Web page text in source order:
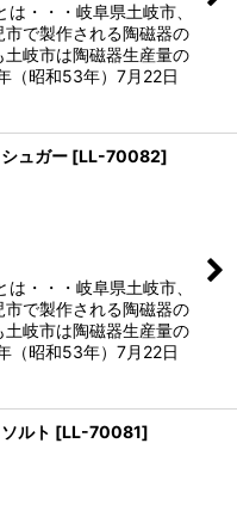
・・・岐阜県土岐市、
で製作される陶磁器の
岐市は陶磁器生産量の
（昭和53年）7月22日
ュガー [LL-70082]
・・・岐阜県土岐市、
で製作される陶磁器の
岐市は陶磁器生産量の
（昭和53年）7月22日
ルト [LL-70081]